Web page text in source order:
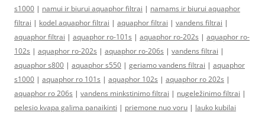
s1000 | namui ir biurui aquaphor filtrai | namams ir biurui aquaphor
filtrai | kodel aquaphor filtrai | aquaphor filtrai | vandens filtrai |
aquaphor filtrai | aquaphor ro-101s | aquaphor ro-202s | aquaphor ro-
102s | aquaphor ro-202s | aquaphor ro-206s | vandens filtrai |
aquaphor s800 | aquaphor s550 | geriamo vandens filtrai | aquaphor
s1000 | aquaphor ro 101s | aquaphor 102s | aquaphor ro 202s |
aquaphor ro 206s | vandens minkstinimo filtrai | nugeležinimo filtrai |
pelesio kvapa galima panaikinti | priemone nuo voru | lauko kubilai